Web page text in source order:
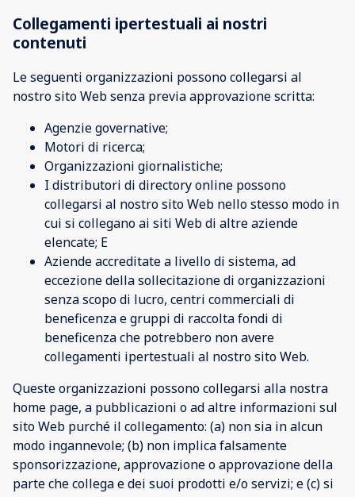
Collegamenti ipertestuali ai nostri
contenuti
Le seguenti organizzazioni possono collegarsi al
nostro sito Web senza previa approvazione scritta:
Agenzie governative;
Motori di ricerca;
Organizzazioni giornalistiche;
I distributori di directory online possono
collegarsi al nostro sito Web nello stesso modo in
cui si collegano ai siti Web di altre aziende
elencate; E
Aziende accreditate a livello di sistema, ad
eccezione della sollecitazione di organizzazioni
senza scopo di lucro, centri commerciali di
beneficenza e gruppi di raccolta fondi di
beneficenza che potrebbero non avere
collegamenti ipertestuali al nostro sito Web.
Queste organizzazioni possono collegarsi alla nostra
home page, a pubblicazioni o ad altre informazioni sul
sito Web purché il collegamento: (a) non sia in alcun
modo ingannevole; (b) non implica falsamente
sponsorizzazione, approvazione o approvazione della
parte che collega e dei suoi prodotti e/o servizi; e (c) si